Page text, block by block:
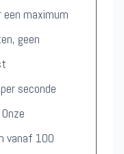
een maximum
geen
seconde
vanaf 100